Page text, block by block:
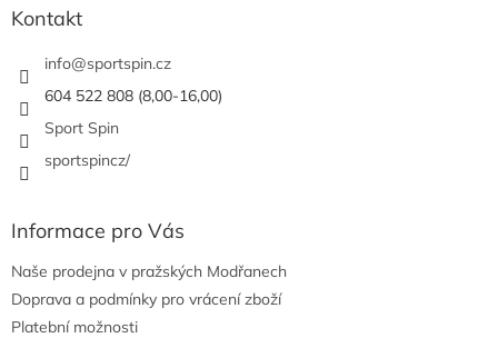
Kontakt
info@sportspin.cz
604 522 808 (8,00-16,00)
Sport Spin
sportspincz/
Informace pro Vás
Naše prodejna v pražských Modřanech
Doprava a podmínky pro vrácení zboží
Platební možnosti